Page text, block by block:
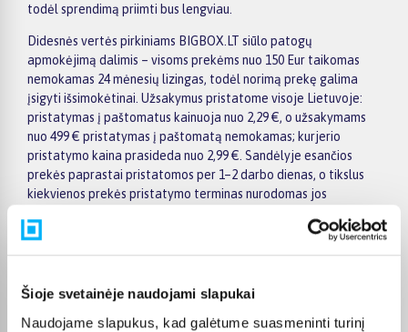
Šioje svetainėje naudojami slapukai
Naudojame slapukus, kad galėtume suasmeninti turinį
todėl sprendimą priimti bus lengviau.
Didesnės vertės pirkiniams BIGBOX.LT siūlo patogų
apmokėjimą dalimis – visoms prekėms nuo 150 Eur taikomas
nemokamas 24 mėnesių lizingas, todėl norimą prekę galima
įsigyti išsimokėtinai. Užsakymus pristatome visoje Lietuvoje:
pristatymas į paštomatus kainuoja nuo 2,29 €, o užsakymams
nuo 499 € pristatymas į paštomatą nemokamas; kurjerio
pristatymo kaina prasideda nuo 2,99 €. Sandėlyje esančios
prekės paprastai pristatomos per 1–2 darbo dienas, o tikslus
kiekvienos prekės pristatymo terminas nurodomas jos
Pasirinkę tinkamą prekę iš Puodai, greitpuodžiai kategorijos,
paštomatą, pristatymą per kurjerį arba, jei prekė pažymėta
kaip tinkama atsiėmimui, atsiėmimą BIGBOX.LT biure Veiverių
g. 171, Kaune.